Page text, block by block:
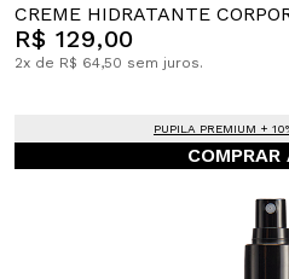
CREME HIDRATANTE
R$ 129,00
2x de R$ 64,50 sem juros.
PUPILA PREMIUM +
COMPRAR